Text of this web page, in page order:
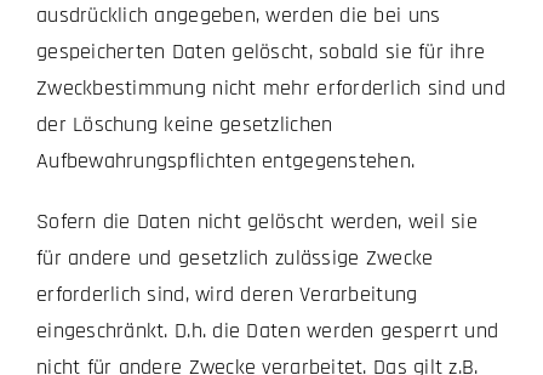
ausdrücklich angegeben, werden die bei uns
gespeicherten Daten gelöscht, sobald sie für ihre
Zweckbestimmung nicht mehr erforderlich sind und
der Löschung keine gesetzlichen
Aufbewahrungspflichten entgegenstehen.
Sofern die Daten nicht gelöscht werden, weil sie
für andere und gesetzlich zulässige Zwecke
erforderlich sind, wird deren Verarbeitung
eingeschränkt. D.h. die Daten werden gesperrt und
nicht für andere Zwecke verarbeitet. Das gilt z.B.